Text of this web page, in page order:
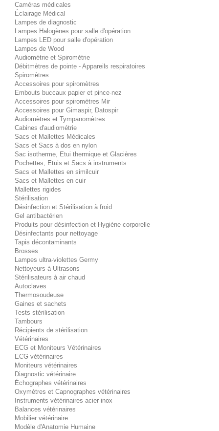
Caméras médicales
Éclairage Médical
Lampes de diagnostic
Lampes Halogènes pour salle d'opération
Lampes LED pour salle d'opération
Lampes de Wood
Audiométrie et Spirométrie
Débitmètres de pointe - Appareils respiratoires
Spiromètres
Accessoires pour spiromètres
Embouts buccaux papier et pince-nez
Accessoires pour spiromètres Mir
Accessoires pour Gimaspir, Datospir
Audiomètres et Tympanomètres
Cabines d'audiométrie
Sacs et Mallettes Médicales
Sacs et Sacs à dos en nylon
Sac isotherme, Etui thermique et Glacières
Pochettes, Etuis et Sacs à instruments
Sacs et Mallettes en similcuir
Sacs et Mallettes en cuir
Mallettes rigides
Stérilisation
Désinfection et Stérilisation à froid
Gel antibactérien
Produits pour désinfection et Hygiène corporelle
Désinfectants pour nettoyage
Tapis décontaminants
Brosses
Lampes ultra-violettes Germy
Nettoyeurs à Ultrasons
Stérilisateurs à air chaud
Autoclaves
Thermosoudeuse
Gaines et sachets
Tests stérilisation
Tambours
Récipients de stérilisation
Vétérinaires
ECG et Moniteurs Vétérinaires
ECG vétérinaires
Moniteurs vétérinaires
Diagnostic vétérinaire
Échographes vétérinaires
Oxymètres et Capnographes vétérinaires
Instruments vétérinaires acier inox
Balances vétérinaires
Mobilier vétérinaire
Modèle d'Anatomie Humaine